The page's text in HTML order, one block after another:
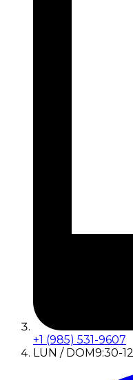
+1 (985) 531-9607
LUN / DOM9:30-